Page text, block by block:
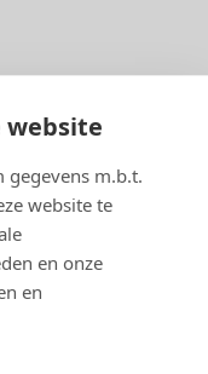
website
gegevens m.b.t.
website te
en onze
en